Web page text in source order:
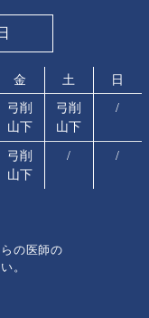
金 土 日
弓削
山下
弓削
山下
/
弓削
山下
/ /
の医師の
。